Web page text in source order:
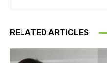
RELATED ARTICLES